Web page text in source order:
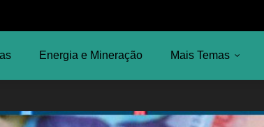
Energia e Mineração Mais Temas